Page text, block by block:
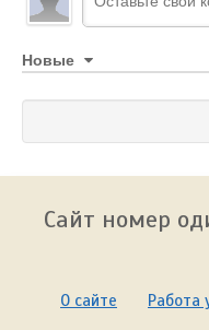
Новые
Сайт номер
О сайте Работа